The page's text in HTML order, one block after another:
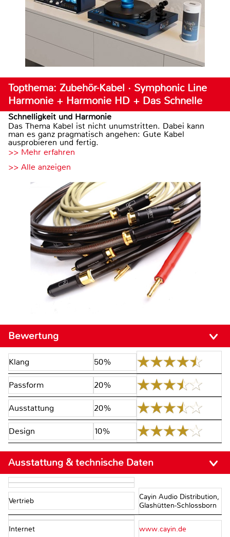
Topthema: Zubehör-Kabel · Symphonic Line
Harmonie + Harmonie HD + Das Schnelle
Schnelligkeit und Harmonie
Das Thema Kabel ist nicht unumstritten. Dabei kann
man es ganz pragmatisch angehen: Gute Kabel
ausprobieren und fertig.
>> Mehr erfahren
>> Alle anzeigen
Bewertung
Klang 50%
Passform 20%
Ausstattung 20%
Design 10%
Ausstattung & technische Daten
Vertrieb
Cayin Audio Distribution,
Glashütten-Schlossborn
Internet www.cayin.de